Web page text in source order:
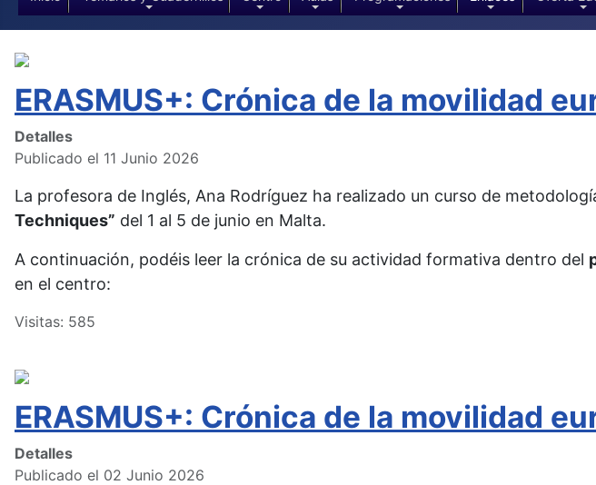
ERASMUS+: Crónica de la movilidad
Detalles
Publicado el 11 Junio 2026
La profesora de Inglés, Ana Rodríguez ha realizado un curso de
Techniques” del 1 al 5 de junio en Malta.
A continuación, podéis leer la crónica de su actividad formativa dentro del
en el centro:
Visitas: 585
ERASMUS+: Crónica de la movilidad
Detalles
Publicado el 02 Junio 2026